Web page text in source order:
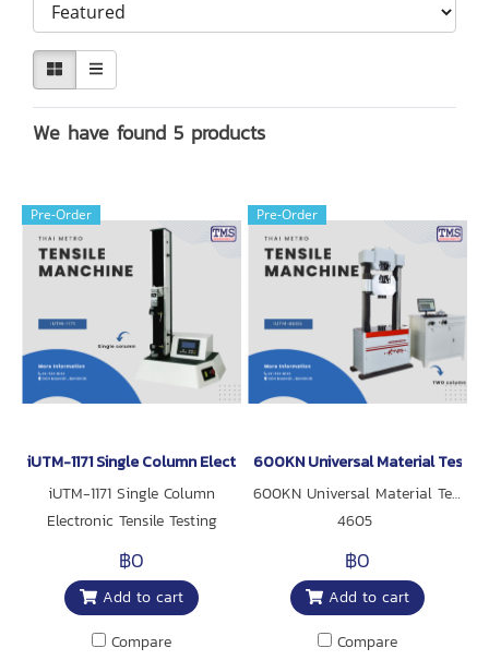
We have found 5 products
Pre-Order
iUTM-1171 Single Column Electronic Tensile Testing Machine with
iUTM-1171 Single Column
Electronic Tensile Testing
Machine with LCD Controller
฿0
Add to cart
Compare
Pre-Order
600KN Universal Material
600KN Universal Material
4605
฿0
Add to cart
Compare